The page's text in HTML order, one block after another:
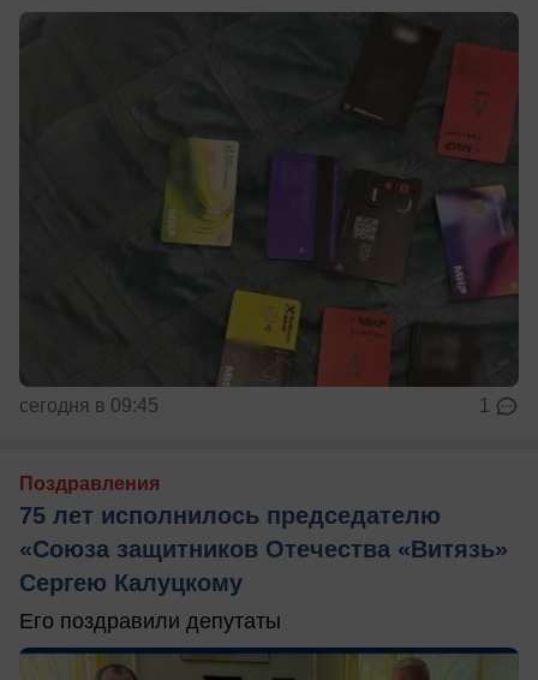
сегодня в 09:45 1
Поздравления
75 лет исполнилось председателю
«Союза защитников Отечества «Витязь»
Сергею Калуцкому
Его поздравили депутаты